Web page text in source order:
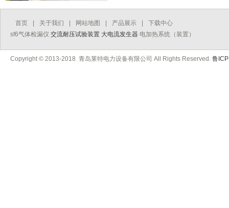
首页 关于我们 网站地图 产品展示
下载中心
sf6气体检漏仪 交流耐压试验装置 大电流发生器 电加热系统（装置）
Copyright © 2013-2018 青岛莱特电力设备有限公司 All Rights Reserved. 鲁